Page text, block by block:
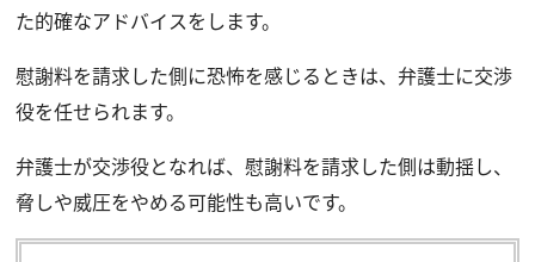
た的確なアドバイスをします。
慰謝料を請求した側に恐怖を感じるときは、弁護士に交渉
役を任せられます。
弁護士が交渉役となれば、慰謝料を請求した側は動揺し、
脅しや威圧をやめる可能性も高いです。